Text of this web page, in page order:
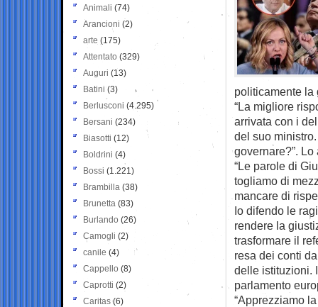
politicamente la
“La migliore
arrivata con i
del suo
governare?”.
“Le parole di
togliamo di
mancare di
Io difendo le
rendere la
trasformare il
resa dei conti
delle istituzioni.
parlamento
“Apprezziamo
Animali (74)
Arancioni (2)
arte (175)
Attentato (329)
Auguri (13)
Batini (3)
Berlusconi (4.295)
Bersani (234)
Biasotti (12)
Boldrini (4)
Bossi (1.221)
Brambilla (38)
Brunetta (83)
Burlando (26)
Camogli (2)
canile (4)
Cappello (8)
Caprotti (2)
Caritas (6)